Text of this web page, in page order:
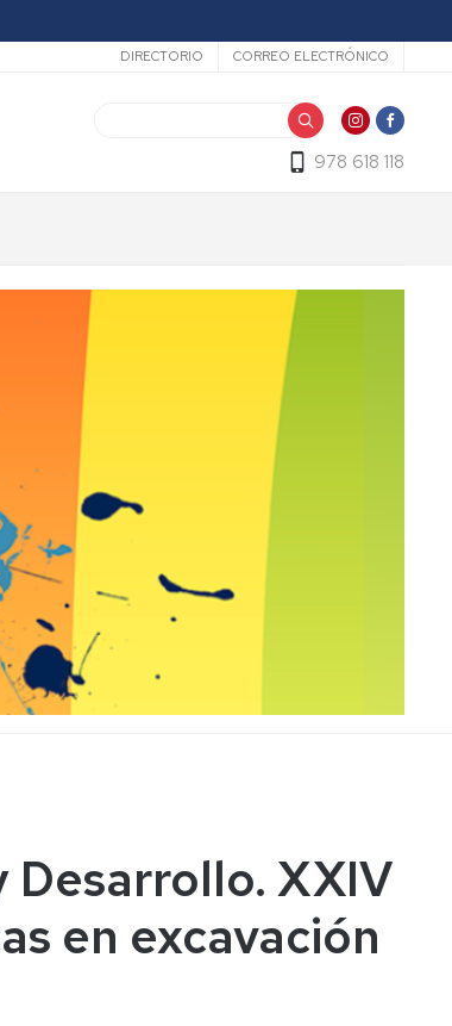
Secundario
DIRECTORIO CORREO ELECTRÓNICO
978 618 118
XXIV
en excavación